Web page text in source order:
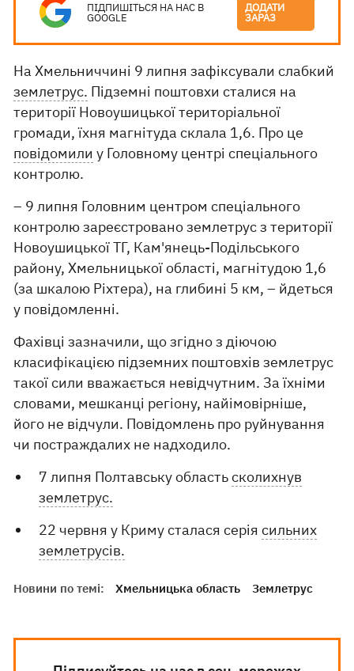
ПІДПИШІТЬСЯ НА НАС В
GOOGLE
ДОДАТИ
ЗАРАЗ
На Хмельниччині 9 липня зафіксували слабкий
землетрус. Підземні поштовхи сталися на
території Новоушицької територіальної
громади, їхня магнітуда склала 1,6. Про це
повідомили у Головному центрі спеціального
контролю.
– 9 липня Головним центром спеціального
контролю зареєстровано землетрус з території
Новоушицької ТГ, Кам'янець-Подільського
району, Хмельницької області, магнітудою 1,6
(за шкалою Ріхтера), на глибині 5 км, – йдеться
у повідомленні.
Фахівці зазначили, що згідно з діючою
класифікацією підземних поштовхів землетрус
такої сили вважається невідчутним. За їхніми
словами, мешканці регіону, найімовірніше,
його не відчули. Повідомлень про руйнування
чи постраждалих не надходило.
7 липня Полтавську областьсколихнув
землетрус.
22 червня у Криму сталася серіясильних
землетрусів.
Новини по темі: Хмельницька область Землетрус